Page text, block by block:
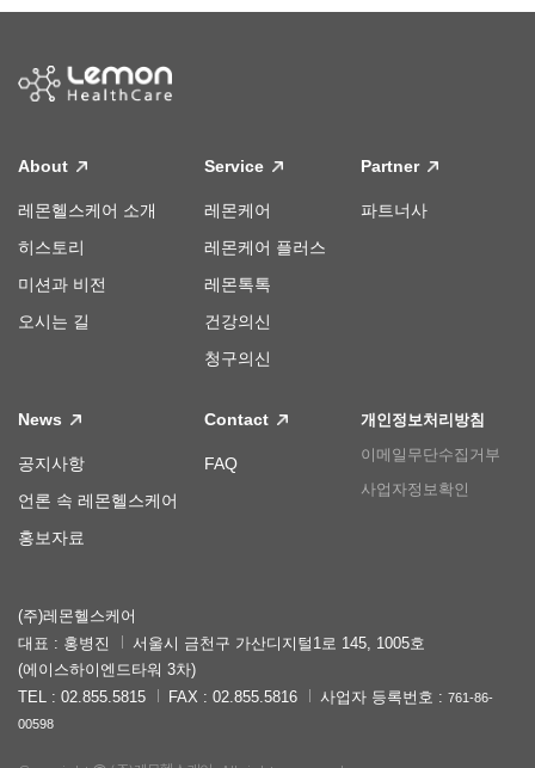
About
레몬헬스케어 소개
히스토리
미션과 비전
오시는 길
Service
레몬케어
레몬케어 플러스
레몬톡톡
건강의신
청구의신
Partner
파트너사
News
공지사항
언론 속 레몬헬스케어
홍보자료
Contact
FAQ
개인정보처리방침
이메일무단수집거부
사업자정보확인
(주)레몬헬스케어
대표 : 홍병진
서울시 금천구 가산디지털1로 145, 1005호
(에이스하이엔드타워 3차)
TEL : 02.855.5815
FAX : 02.855.5816 사업자 등록번호 : 761-86-
00598